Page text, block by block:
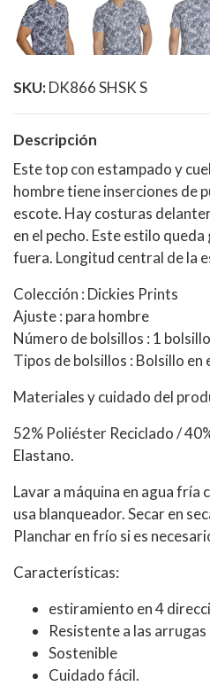
SKU:DK866 SHSK S
Descripción
Este top con estampado y
hombre tiene inserciones de
escote. Hay costuras
en el pecho. Este estilo
fuera. Longitud central de la
Colección : Dickies Prints
Ajuste : para hombre
Número de bolsillos : 1 bolsillo
Tipos de bolsillos : Bolsillo en
Materiales y cuidado del
52% Poliéster Reciclado /
Elastano.
Lavar a máquina en agua fría
usa blanqueador. Secar en
Planchar en frío si es
Características:
estiramiento en 4
Resistente a las arrugas
Sostenible
Cuidado fácil.